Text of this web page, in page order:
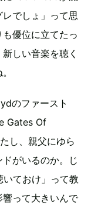
でしょ」って思
優位に立てたっ
しい音楽を聴く
のファースト
Gates Of
し、親父にゆら
がいるのか。じ
いておけ」って教
って大きいんで